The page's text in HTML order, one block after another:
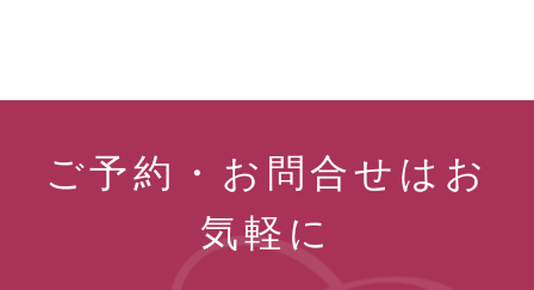
ご予約・お問合せはお
気軽に